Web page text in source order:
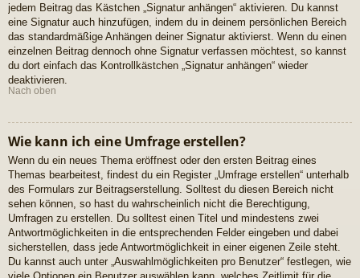
jedem Beitrag das Kästchen „Signatur anhängen“ aktivieren. Du kannst
eine Signatur auch hinzufügen, indem du in deinem persönlichen Bereich
das standardmäßige Anhängen deiner Signatur aktivierst. Wenn du einen
einzelnen Beitrag dennoch ohne Signatur verfassen möchtest, so kannst
du dort einfach das Kontrollkästchen „Signatur anhängen“ wieder
deaktivieren.
Nach oben
Wie kann ich eine Umfrage erstellen?
Wenn du ein neues Thema eröffnest oder den ersten Beitrag eines
Themas bearbeitest, findest du ein Register „Umfrage erstellen“ unterhalb
des Formulars zur Beitragserstellung. Solltest du diesen Bereich nicht
sehen können, so hast du wahrscheinlich nicht die Berechtigung,
Umfragen zu erstellen. Du solltest einen Titel und mindestens zwei
Antwortmöglichkeiten in die entsprechenden Felder eingeben und dabei
sicherstellen, dass jede Antwortmöglichkeit in einer eigenen Zeile steht.
Du kannst auch unter „Auswahlmöglichkeiten pro Benutzer“ festlegen, wie